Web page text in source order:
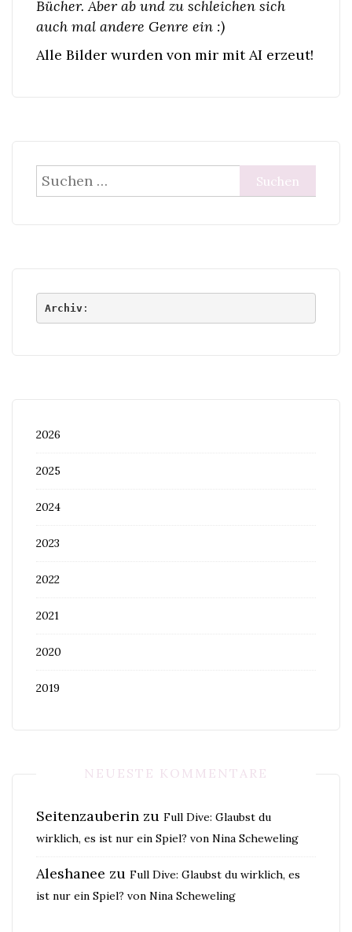
Bücher. Aber ab und zu schleichen sich
auch mal andere Genre ein :)
Alle Bilder wurden von mir mit AI erzeut!
Suchen
nach:
Archiv:
2026
2025
2024
2023
2022
2021
2020
2019
NEUESTE KOMMENTARE
Seitenzauberin zu Full Dive: Glaubst du
wirklich, es ist nur ein Spiel? von Nina Scheweling
Aleshanee zu Full Dive: Glaubst du wirklich, es
ist nur ein Spiel? von Nina Scheweling